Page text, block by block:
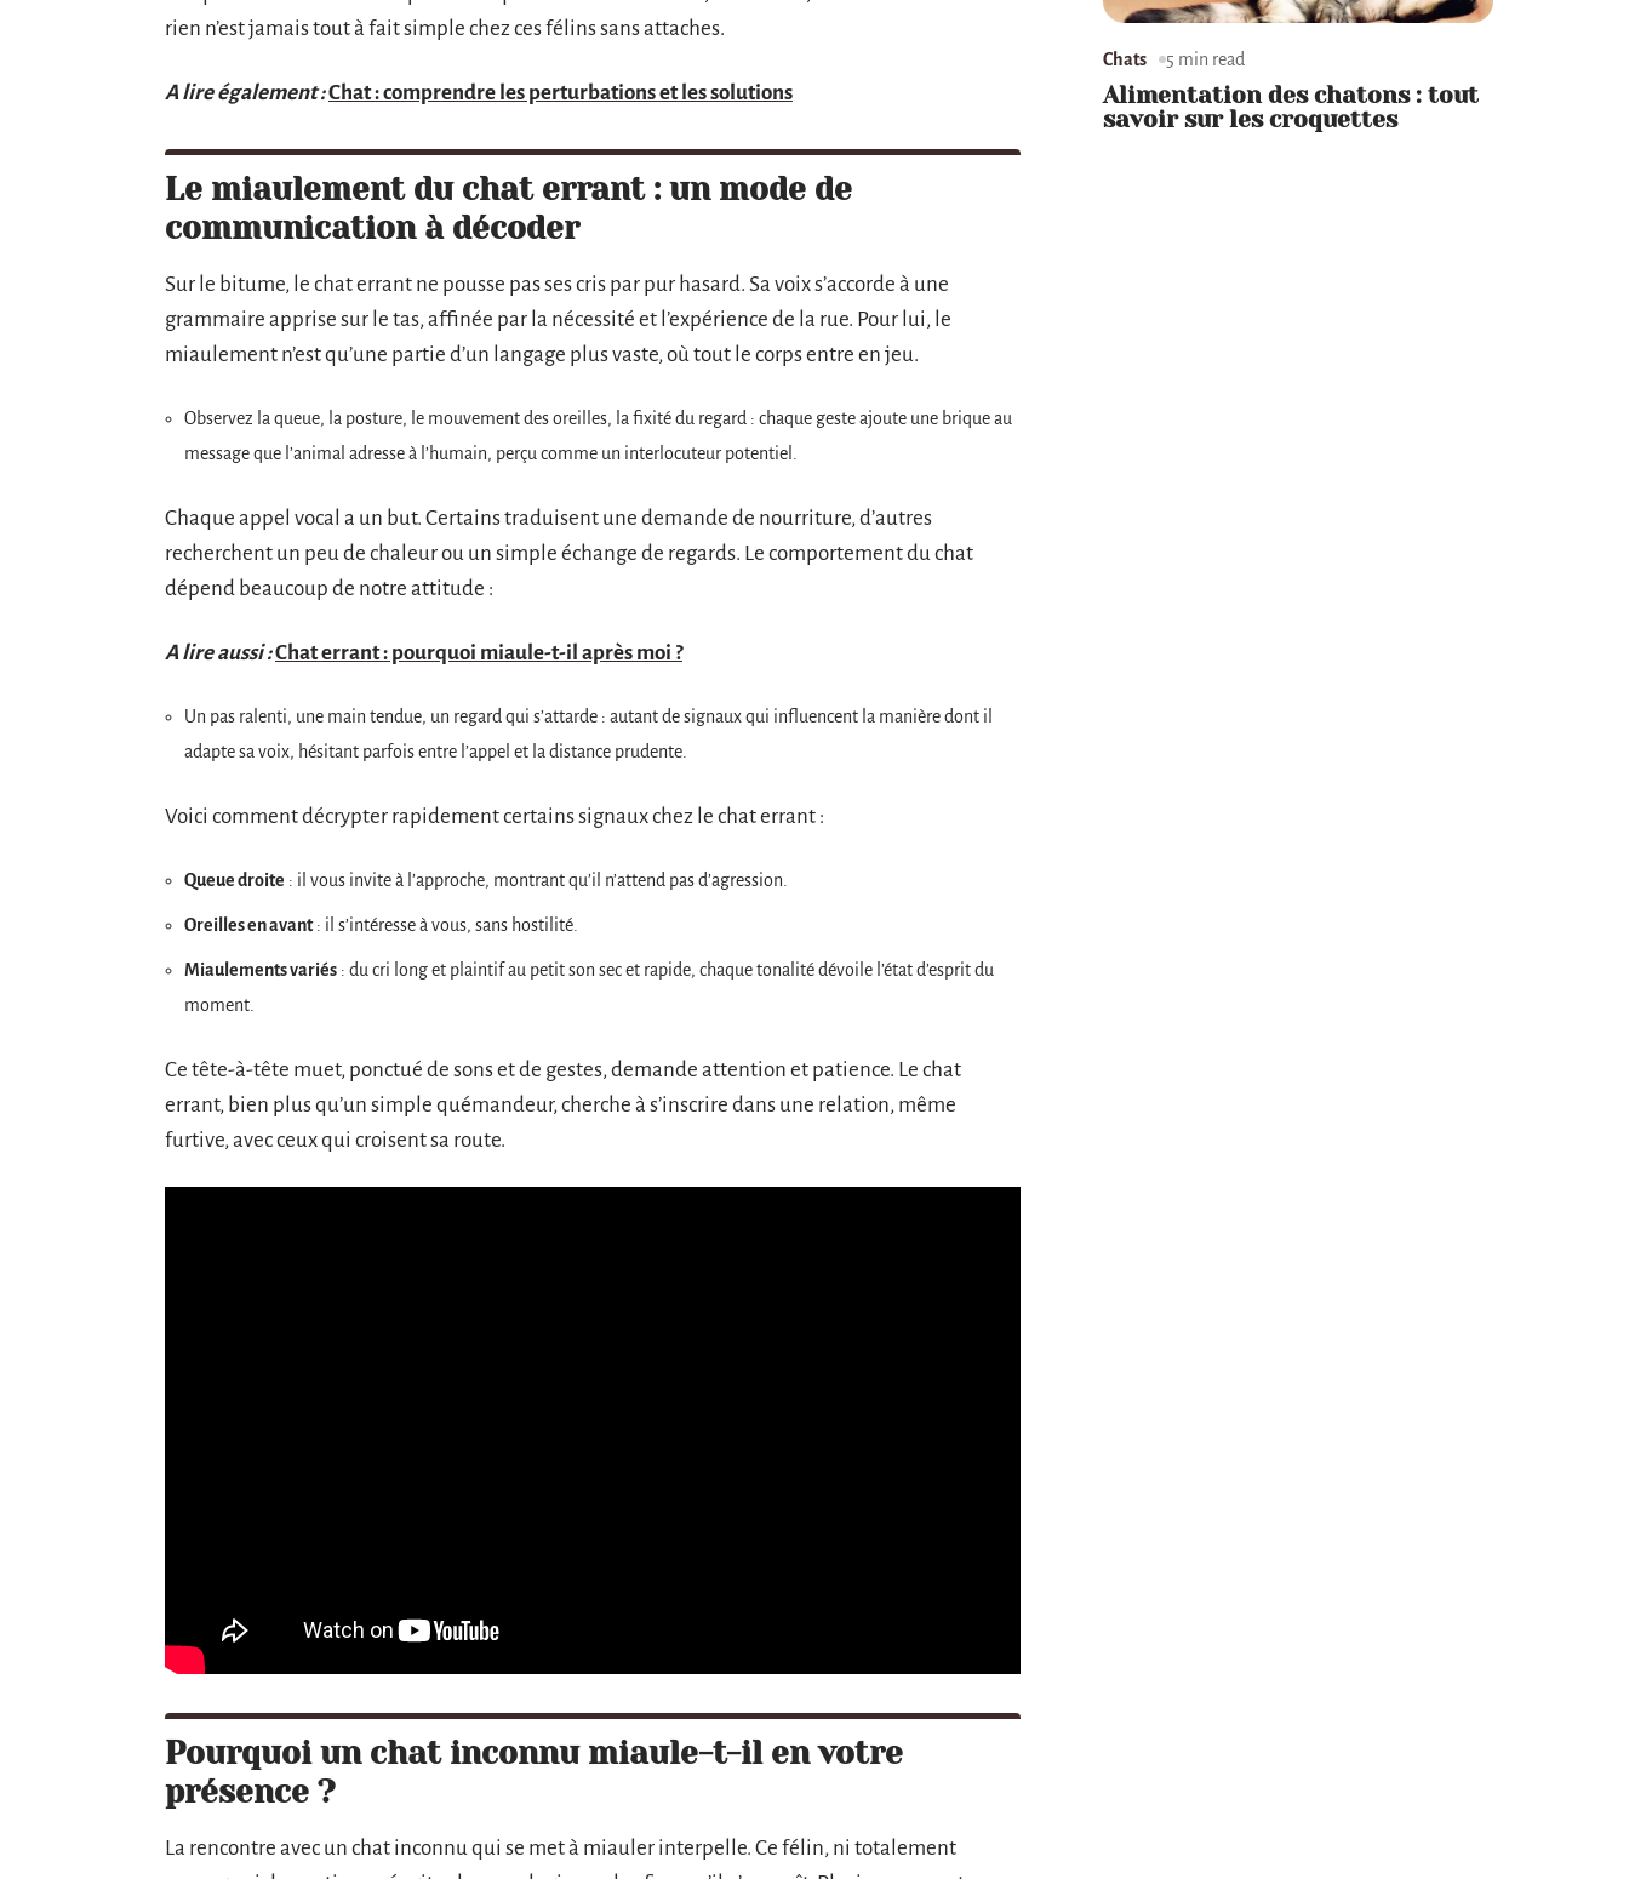
rien n’est jamais tout à fait simple chez ces félins sans attaches.
A lire également :Chat : comprendre les perturbations et les solutions
Le miaulement du chat errant : un mode de
communication à décoder
Sur le bitume, le chat errant ne pousse pas ses cris par pur hasard. Sa voix s’accorde à une
grammaire apprise sur le tas, affinée par la nécessité et l’expérience de la rue. Pour lui, le
miaulement n’est qu’une partie d’un langage plus vaste, où tout le corps entre en jeu.
Observez la queue, la posture, le mouvement des oreilles, la fixité du regard : chaque geste ajoute une brique au
message que l’animal adresse à l’humain, perçu comme un interlocuteur potentiel.
Chaque appel vocal a un but. Certains traduisent une demande de nourriture, d’autres
recherchent un peu de chaleur ou un simple échange de regards. Le comportement du chat
dépend beaucoup de notre attitude :
A lire aussi :Chat errant : pourquoi miaule-t-il après moi ?
Un pas ralenti, une main tendue, un regard qui s’attarde : autant de signaux qui influencent la manière dont il
adapte sa voix, hésitant parfois entre l’appel et la distance prudente.
Voici comment décrypter rapidement certains signaux chez le chat errant :
Queue droite : il vous invite à l’approche, montrant qu’il n’attend pas d’agression.
Oreilles en avant: il s’intéresse à vous, sans hostilité.
Miaulements variés : du cri long et plaintif au petit son sec et rapide, chaque tonalité dévoile l’état d’esprit du
moment.
Ce tête-à-tête muet, ponctué de sons et de gestes, demande attention et patience. Le chat
errant, bien plus qu’un simple quémandeur, cherche à s’inscrire dans une relation, même
furtive, avec ceux qui croisent sa route.
Pourquoi un chat inconnu miaule-t-il en votre
présence ?
La rencontre avec un chat inconnu qui se met à miauler interpelle. Ce félin, ni totalement
Chats 5 min read
Alimentation des chatons : tout
savoir sur les croquettes